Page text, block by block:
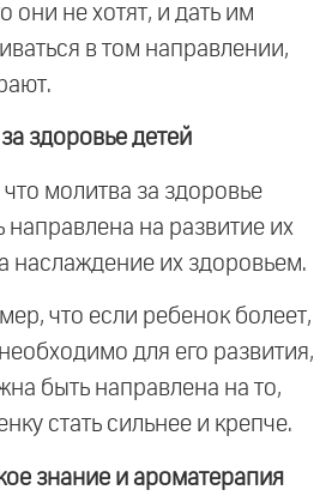
они не хотят, и дать им
в том направлении,
здоровье детей
что молитва за здоровье
на развитие их
наслаждение их здоровьем.
что если ребенок болеет,
для его развития,
быть направлена на то,
стать сильнее и крепче.
знание и ароматерапия